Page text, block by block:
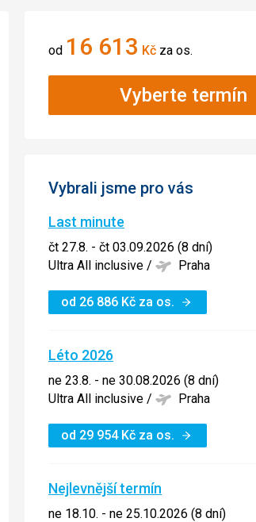
od 16 613 Kč za os.
Vyberte termín
Vybrali jsme pro vás
Last minute
čt 27.8. - čt 03.09.2026 (8 dní)
Ultra All inclusive / Praha
od 26 886 Kč za os.
Léto 2026
ne 23.8. - ne 30.08.2026 (8 dní)
Ultra All inclusive / Praha
od 29 954Kč za os.
Nejlevnější termín
ne 18.10. - ne 25.10.2026 (8 dní)